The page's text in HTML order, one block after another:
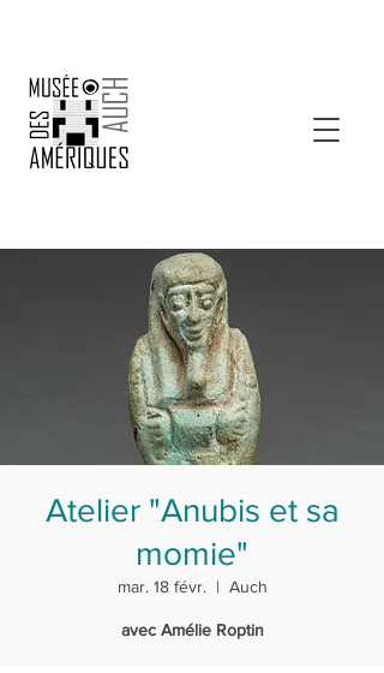
Atelier "Anubis et sa
momie"
mar. 18 févr.
  |
Auch
avec Amélie Roptin